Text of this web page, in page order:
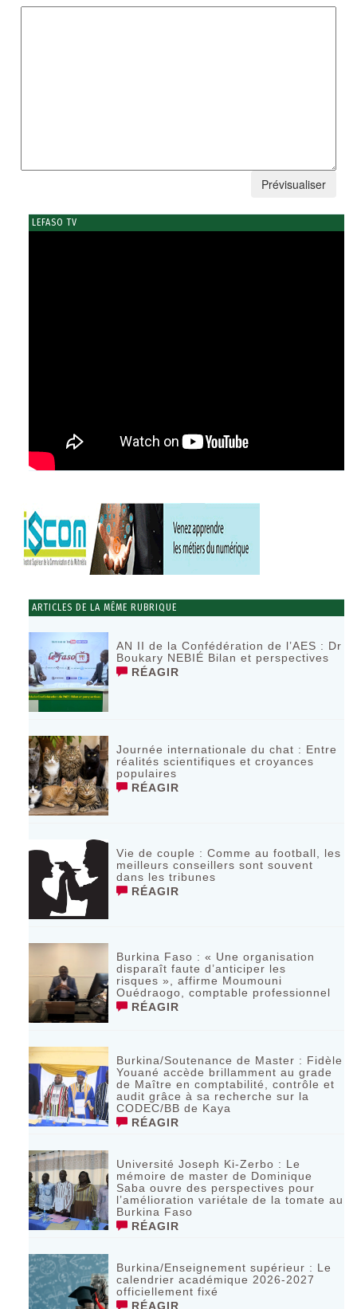
LEFASO TV
ARTICLES DE LA MÊME RUBRIQUE
AN II de la Confédération de l’AES : Dr
Boukary NEBIÉ Bilan et perspectives
RÉAGIR
Journée internationale du chat : Entre
réalités scientifiques et croyances
populaires
RÉAGIR
Vie de couple : Comme au football, les
meilleurs conseillers sont souvent
dans les tribunes
RÉAGIR
Burkina Faso : « Une organisation
disparaît faute d’anticiper les
risques », affirme Moumouni
Ouédraogo, comptable professionnel
RÉAGIR
Burkina/Soutenance de Master : Fidèle
Youané accède brillamment au grade
de Maître en comptabilité, contrôle et
audit grâce à sa recherche sur la
CODEC/BB de Kaya
RÉAGIR
Université Joseph Ki-Zerbo : Le
mémoire de master de Dominique
Saba ouvre des perspectives pour
l’amélioration variétale de la tomate au
Burkina Faso
RÉAGIR
Burkina/Enseignement supérieur : Le
calendrier académique 2026-2027
officiellement fixé
RÉAGIR